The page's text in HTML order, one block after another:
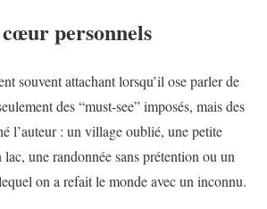
personnels
souvent attachant lorsqu’il ose parler de
des “must-see” imposés, mais des
l’auteur : un village oublié, une petite
lac, une randonnée sans prétention ou un
on a refait le monde avec un inconnu.